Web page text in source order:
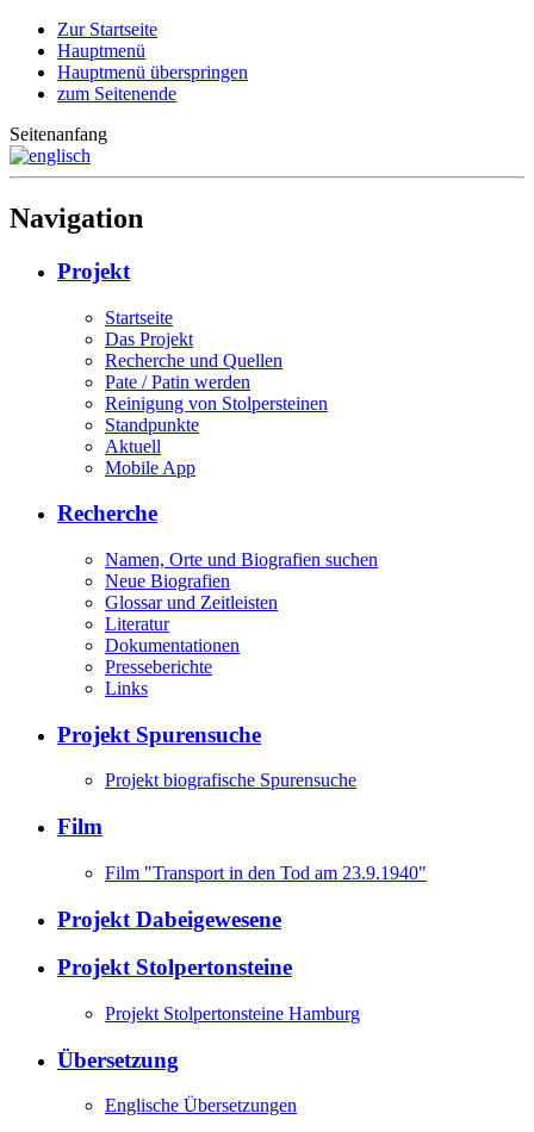
Zur Startseite
Hauptmenü
Hauptmenü überspringen
zum Seitenende
Seitenanfang
Navigation
Projekt
Startseite
Das Projekt
Recherche und Quellen
Pate / Patin werden
Reinigung von Stolpersteinen
Standpunkte
Aktuell
Mobile App
Recherche
Namen, Orte und Biografien suchen
Neue Biografien
Glossar und Zeitleisten
Literatur
Dokumentationen
Presseberichte
Links
Projekt Spurensuche
Projekt biografische Spurensuche
Film
Film "Transport in den Tod am 23.9.1940"
Projekt Dabeigewesene
Projekt Stolpertonsteine
Projekt Stolpertonsteine Hamburg
Übersetzung
Englische Übersetzungen